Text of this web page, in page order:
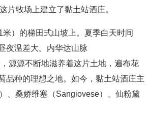
片牧场上建立了黏土站酒庄。
）的梯田式山坡上。夏季白天时间
夜温差大。内华达山脉
源源不断地滋养着这片土地，遍布花
品种的理想之地。如今，黏土站酒庄主
、桑娇维塞（Sangiovese）、仙粉黛